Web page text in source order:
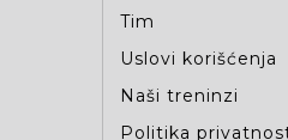
Tim
Uslovi korišćenja
Naši treninzi
Politika